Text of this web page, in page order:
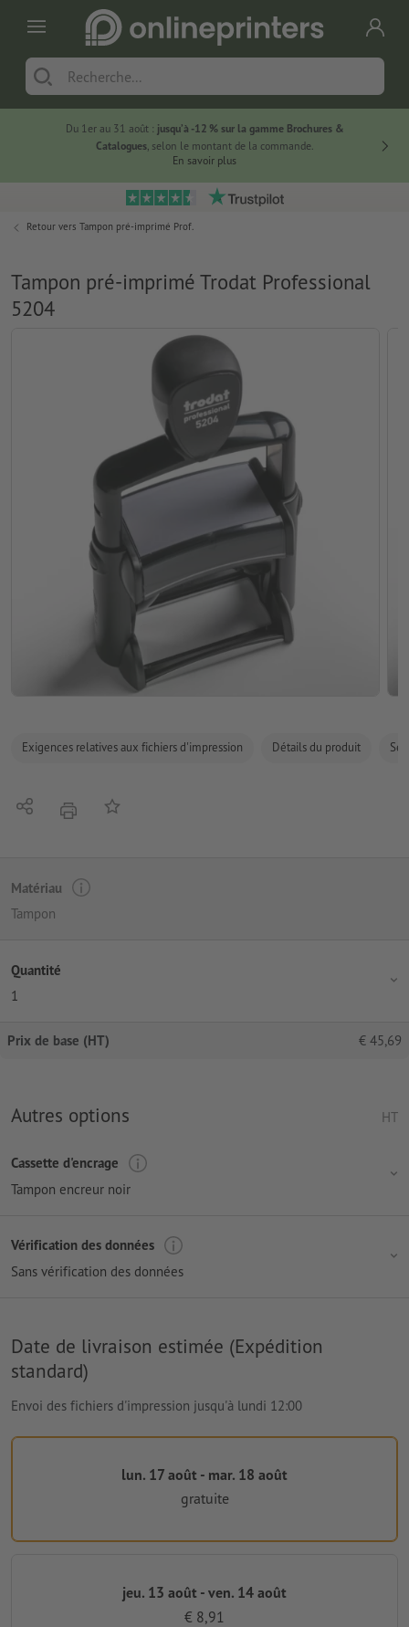
Du 1er au 31 août : jusqu’à -12 % sur la gamme Brochures &
Catalogues, selon le montant de la commande.
En savoir plus
Retour vers Tampon pré-imprimé Prof.
Tampon pré-imprimé Trodat Professional
5204
Exigences relatives aux fichiers d'impression Détails du produit
PartagerimprimerAjouter à liste d'article
Matériau
Tampon
Quantité
1
Prix de base (HT) € 45,69
Autres options HT
Cassette d'encrage
Tampon encreur noir
Vérification des données
Sans vérification des données
Date de livraison estimée (Expédition
standard)
Envoi des fichiers d'impression jusqu'à lundi 12:00
lun. 17 août - mar. 18 août
gratuite
jeu. 13 août - ven. 14 août
€ 8,91